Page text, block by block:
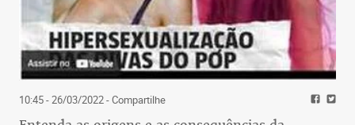
10:45 - 26/03/2022- Compartilhe